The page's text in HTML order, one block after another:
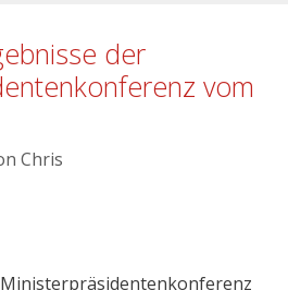
der
vom
Chris